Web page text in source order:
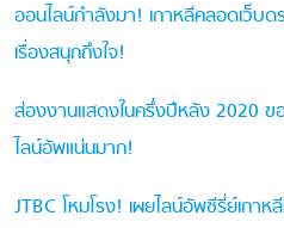
ออนไลน์กำลังมา! เกาหลีคลอดเว็บด
เรื่องสนุกถึงใจ!
ส่องงานแสดงในครึ่งปีหลัง 2020 ข
ไลน์อัพแน่นมาก!
JTBC โหมโรง! เผยไลน์อัพซีรี่ย์เกา